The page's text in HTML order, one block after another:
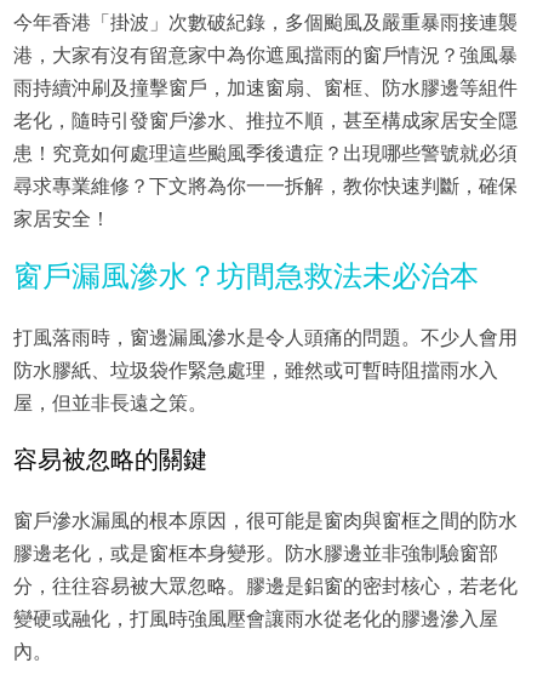
今年香港「掛波」次數破紀錄，多個颱風及嚴重暴雨接連襲
港，大家有沒有留意家中為你遮風擋雨的窗戶情況？強風暴
雨持續沖刷及撞擊窗戶，加速窗扇、窗框、防水膠邊等組件
老化，隨時引發窗戶滲水、推拉不順，甚至構成家居安全隱
患！究竟如何處理這些颱風季後遺症？出現哪些警號就必須
尋求專業維修？下文將為你一一拆解，教你快速判斷，確保
家居安全！
窗戶漏風滲水？坊間急救法未必治本
打風落雨時，窗邊漏風滲水是令人頭痛的問題。不少人會用
防水膠紙、垃圾袋作緊急處理，雖然或可暫時阻擋雨水入
屋，但並非長遠之策。
容易被忽略的關鍵
窗戶滲水漏風的根本原因，很可能是窗肉與窗框之間的防水
膠邊老化，或是窗框本身變形。防水膠邊並非強制驗窗部
分，往往容易被大眾忽略。膠邊是鋁窗的密封核心，若老化
變硬或融化，打風時強風壓會讓雨水從老化的膠邊滲入屋
內。